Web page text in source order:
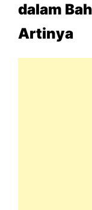
dalam
Artinya